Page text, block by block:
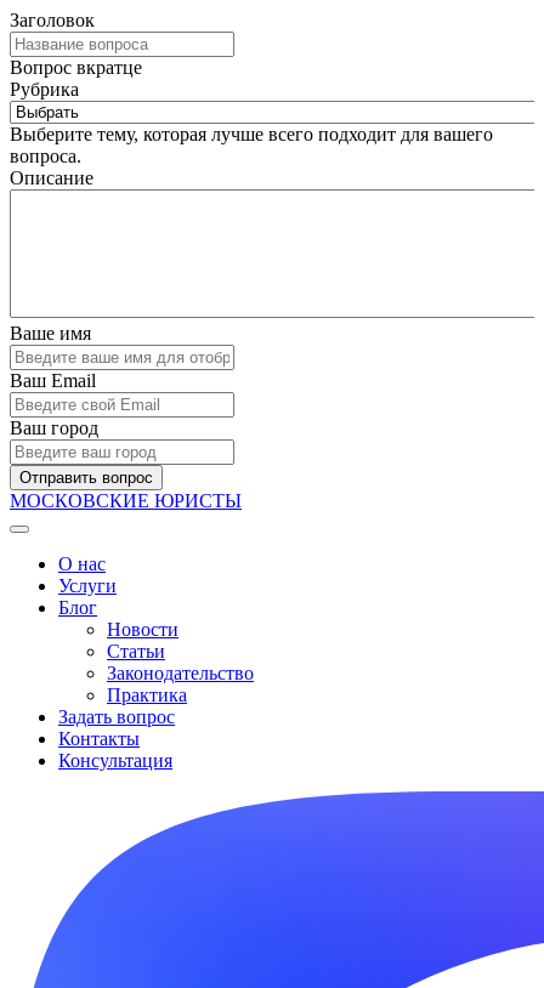
Заголовок
Вопрос вкратце
Рубрика
Выберите тему, которая лучше всего подходит для вашего
вопроса.
Описание
Ваше имя
Ваш Email
Ваш город
Отправить вопрос
МОСКОВСКИЕ ЮРИСТЫ
О нас
Услуги
Блог
Новости
Статьи
Законодательство
Практика
Задать вопрос
Контакты
Консультация